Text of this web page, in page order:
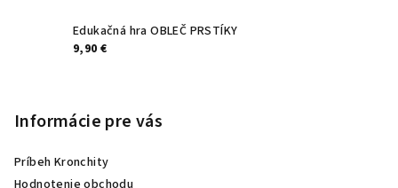
Edukačná hra OBLEČ PRSTÍKY
9,90 €
Informácie pre vás
Príbeh Kronchity
Hodnotenie obchodu